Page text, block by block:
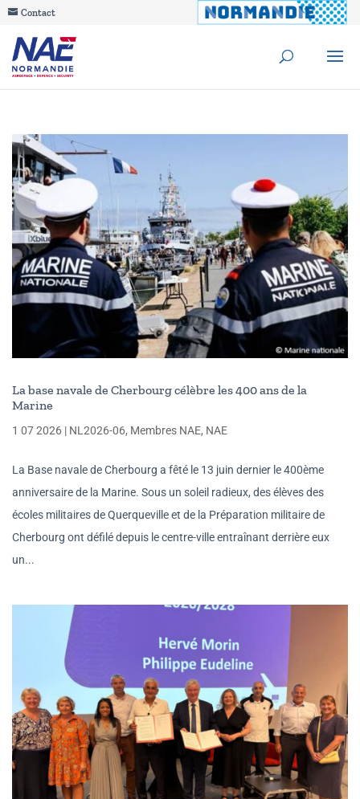
Contact
La base navale de Cherbourg célèbre les 400 ans de la
Marine
1 07 2026 | NL2026-06, Membres NAE, NAE
La Base navale de Cherbourg a fêté le 13 juin dernier le 400ème
anniversaire de la Marine. Sous un soleil radieux, des élèves des
écoles militaires de Querqueville et de la Préparation militaire de
Cherbourg ont défilé depuis le centre-ville entraînant derrière eux
un...